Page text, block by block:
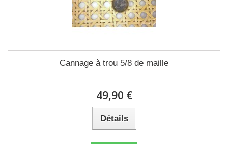
Cannage à trou 5/8 de maille
49,90 €
Détails